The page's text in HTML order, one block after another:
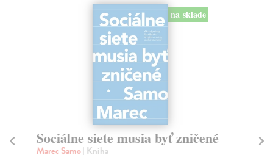
na sklade
Sociálne siete musia byť zničené
Marec Samo| Kniha